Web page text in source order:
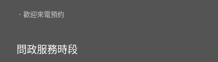
．歡迎來電預約
問政服務時段